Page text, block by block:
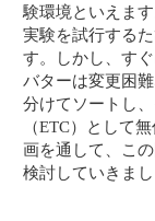
験環境といえま
実験を試行する
す。しかし、す
バターは変更困
分けてソートし
（ETC）として
画を通して、こ
検討していきまし